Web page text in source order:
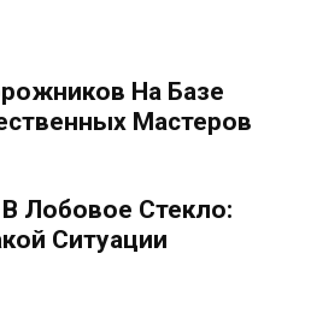
На Базе
Мастеров
Лобовое Стекло:
Ситуации